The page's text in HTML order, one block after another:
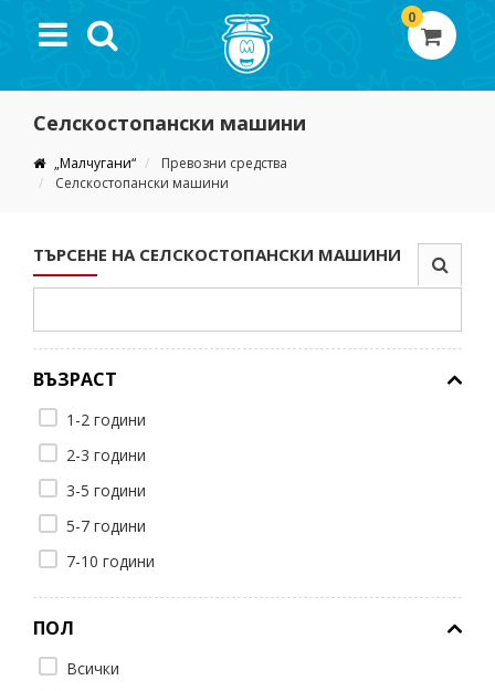
0
Селскостопански машини
„Малчугани“
Превозни средства
Селскостопански машини
ТЪРСЕНЕ НА СЕЛСКОСТОПАНСКИ МАШИНИ
ВЪЗРАСТ
1-2 години
2-3 години
3-5 години
5-7 години
7-10 години
ПОЛ
Всички